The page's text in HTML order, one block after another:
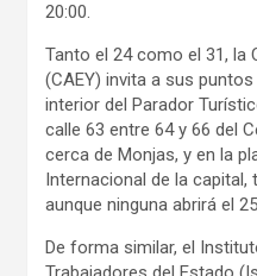
20:00.
Tanto el 24 como el 31, la
(CAEY) invita a sus
interior del Parador
calle 63 entre 64 y 66 del
cerca de Monjas, y en la
Internacional de la capital,
aunque ninguna abrirá el
De forma similar, el